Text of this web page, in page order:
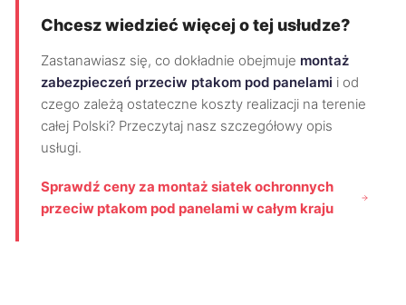
Chcesz wiedzieć więcej o tej usłudze?
Zastanawiasz się, co dokładnie obejmuje montaż
zabezpieczeń przeciw ptakom pod panelami i od
czego zależą ostateczne koszty realizacji na terenie
całej Polski? Przeczytaj nasz szczegółowy opis
usługi.
Sprawdź ceny za montaż siatek ochronnych
przeciw ptakom pod panelami w całym kraju